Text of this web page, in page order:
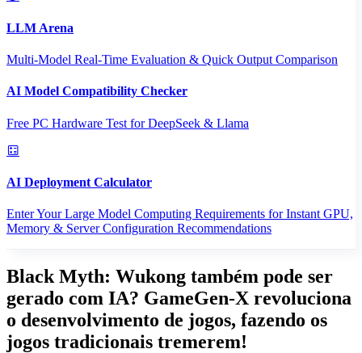
LLM Arena
Multi-Model Real-Time Evaluation & Quick Output Comparison
AI Model Compatibility Checker
Free PC Hardware Test for DeepSeek & Llama
AI Deployment Calculator
Enter Your Large Model Computing Requirements for Instant GPU,
Memory & Server Configuration Recommendations
Black Myth: Wukong também pode ser
gerado com IA? GameGen-X revoluciona
o desenvolvimento de jogos, fazendo os
jogos tradicionais tremerem!